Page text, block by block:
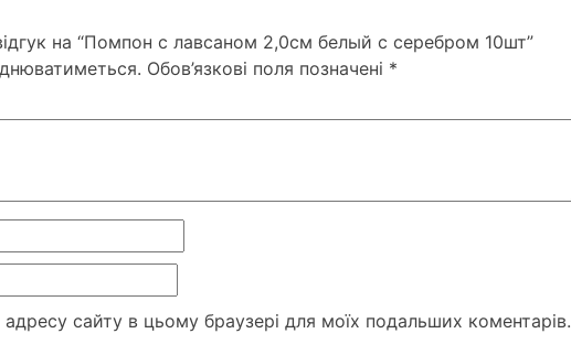
на “Помпон с лавсаном 2,0см белый с серебром 10шт”
Обов’язкові поля позначені *
сайту в цьому браузері для моїх подальших коментарів.